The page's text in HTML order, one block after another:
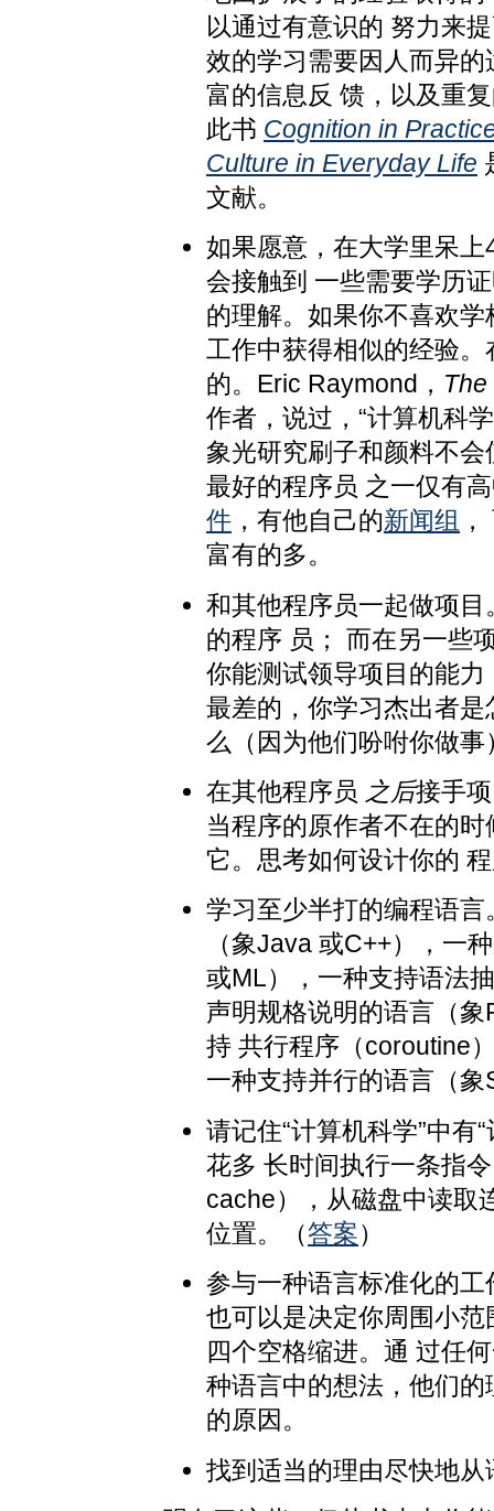
以通过有意识的 努力来
效的学习需要因人而异
富的信息反 馈，以及重
此书 Cognition in
Culture in Everyday Life
文献。
如果愿意，在大学里呆
会接触到 一些需要学历
的理解。如果你不喜欢
工作中获得相似的经验
的。Eric Raymond，
作者，说过，“计算机科
象光研究刷子和颜料不
最好的程序员 之一仅有
件 ，有他自己的新闻组
富有的多。
和其他程序员一起做项
的程序 员； 而在另一些
你能测试领导项目的能
最差的，你学习杰出者
么（因为他们吩咐你做事
在其他程序员 之后接手
当程序的原作者不在的
它。思考如何设计你的
学习至少半打的编程语
（象Java 或C++），一
或ML），一种支持语法
声明规格说明的语言（
持 共行程序（coroutine
一种支持并行的语言（象
请记住“计算机科学”中有
花多 长时间执行一条指
cache），从磁盘中读取
位置。（答案）
参与一种语言标准化的
也可以是决定你周围小
四个空格缩进。通 过任
种语言中的想法，他们
的原因。
找到适当的理由尽快地